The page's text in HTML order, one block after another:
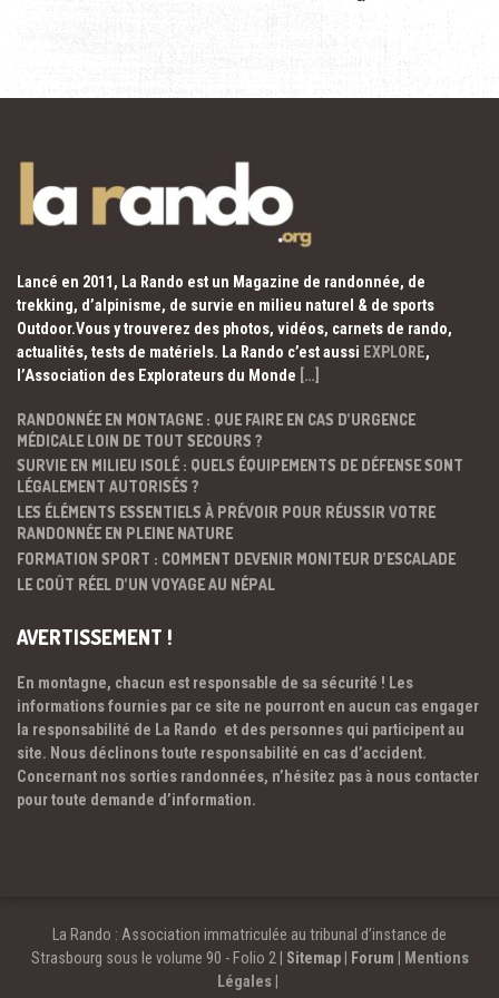
Lancé en 2011, La Rando est un Magazine de randonnée, de
trekking, d’alpinisme, de survie en milieu naturel & de sports
Outdoor.Vous y trouverez des photos, vidéos, carnets de rando,
actualités, tests de matériels. La Rando c’est aussi EXPLORE,
l’Association des Explorateurs du Monde […]
RANDONNÉE EN MONTAGNE : QUE FAIRE EN CAS D’URGENCE
MÉDICALE LOIN DE TOUT SECOURS ?
SURVIE EN MILIEU ISOLÉ : QUELS ÉQUIPEMENTS DE DÉFENSE SONT
LÉGALEMENT AUTORISÉS ?
LES ÉLÉMENTS ESSENTIELS À PRÉVOIR POUR RÉUSSIR VOTRE
RANDONNÉE EN PLEINE NATURE
FORMATION SPORT : COMMENT DEVENIR MONITEUR D’ESCALADE
LE COÛT RÉEL D’UN VOYAGE AU NÉPAL
AVERTISSEMENT !
En montagne, chacun est responsable de sa sécurité ! Les
informations fournies par ce site ne pourront en aucun cas engager
la responsabilité de La Rando et des personnes qui participent au
site. Nous déclinons toute responsabilité en cas d’accident.
Concernant nos sorties randonnées, n’hésitez pas à nous contacter
pour toute demande d’information.
La Rando : Association immatriculée au tribunal d’instance de
Strasbourg sous le volume 90 - Folio 2 | Sitemap| Forum
Mentions
Légales